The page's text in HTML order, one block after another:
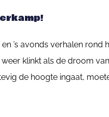
’s avonds verhalen rond
klinkt als de droom
de hoogte ingaat,